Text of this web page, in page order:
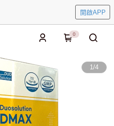
開啟APP
0
1/4